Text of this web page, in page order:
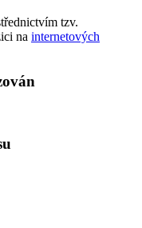
tzv.
na internetových